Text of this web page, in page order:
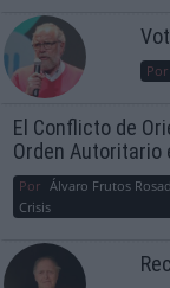
Por
El Conflicto de
Orden Autoritario
Por Álvaro Frutos
Crisis